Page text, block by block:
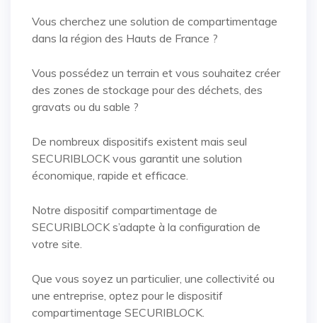
Vous cherchez une solution de compartimentage
dans la région des Hauts de France ?
Vous possédez un terrain et vous souhaitez créer
des zones de stockage pour des déchets, des
gravats ou du sable ?
De nombreux dispositifs existent mais seul
SECURIBLOCK vous garantit une solution
économique, rapide et efficace.
Notre dispositif compartimentage de
SECURIBLOCK s’adapte à la configuration de
votre site.
Que vous soyez un particulier, une collectivité ou
une entreprise, optez pour le dispositif
compartimentage SECURIBLOCK.